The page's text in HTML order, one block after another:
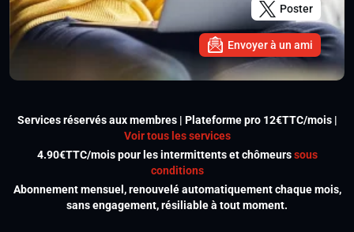
Poster
Envoyer à un ami
Services réservés aux membres | Plateforme pro 12€TTC/mois |
Voir tous les services
4.90€TTC/mois pour les intermittents et chômeurssous
conditions
Abonnement mensuel, renouvelé automatiquement chaque mois,
sans engagement, résiliable à tout moment.